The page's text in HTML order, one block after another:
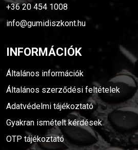
+36 20 454 1008
info@gumidiszkont.hu
INFORMÁCIÓK
Általános információk
Általános szerződési feltételek
Adatvédelmi tájékoztató
Gyakran ismételt kérdések
OTP tájékoztató